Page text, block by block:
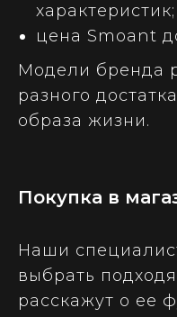
характеристик;
цена Smoant
Модели бренда
разного
образа жизни.
Покупка в
Наши
выбрать
расскажут о ее